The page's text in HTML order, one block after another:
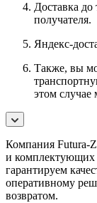
Доставка
получателя.
Яндекс-
Также, вы
этом случае
Компания Futura-
и комплектующих
гарантируем
оперативному
возвратом.